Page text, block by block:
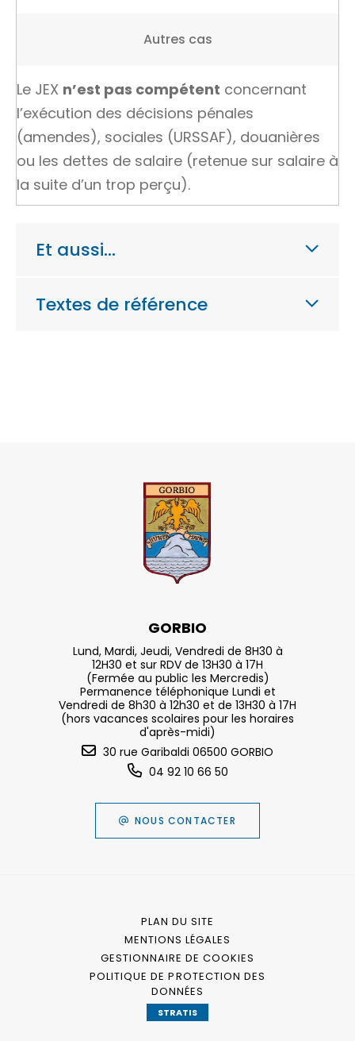
Autres cas
Le JEX n’est pas compétent concernant
l’exécution des décisions pénales
(amendes), sociales (URSSAF), douanières
ou les dettes de salaire (retenue sur salaire à
la suite d’un trop perçu).
Et aussi…
Textes de référence
GORBIO
Lund, Mardi, Jeudi, Vendredi de 8H30 à
12H30 et sur RDV de 13H30 à 17H
(Fermée au public les Mercredis)
Permanence téléphonique Lundi et
Vendredi de 8h30 à 12h30 et de 13H30 à 17H
(hors vacances scolaires pour les horaires
d'après-midi)
30 rue Garibaldi 06500 GORBIO
04 92 10 66 50
NOUS CONTACTER
PLAN DU SITE
MENTIONS LÉGALES
GESTIONNAIRE DE COOKIES
POLITIQUE DE PROTECTION DES
DONNÉES
STRATIS